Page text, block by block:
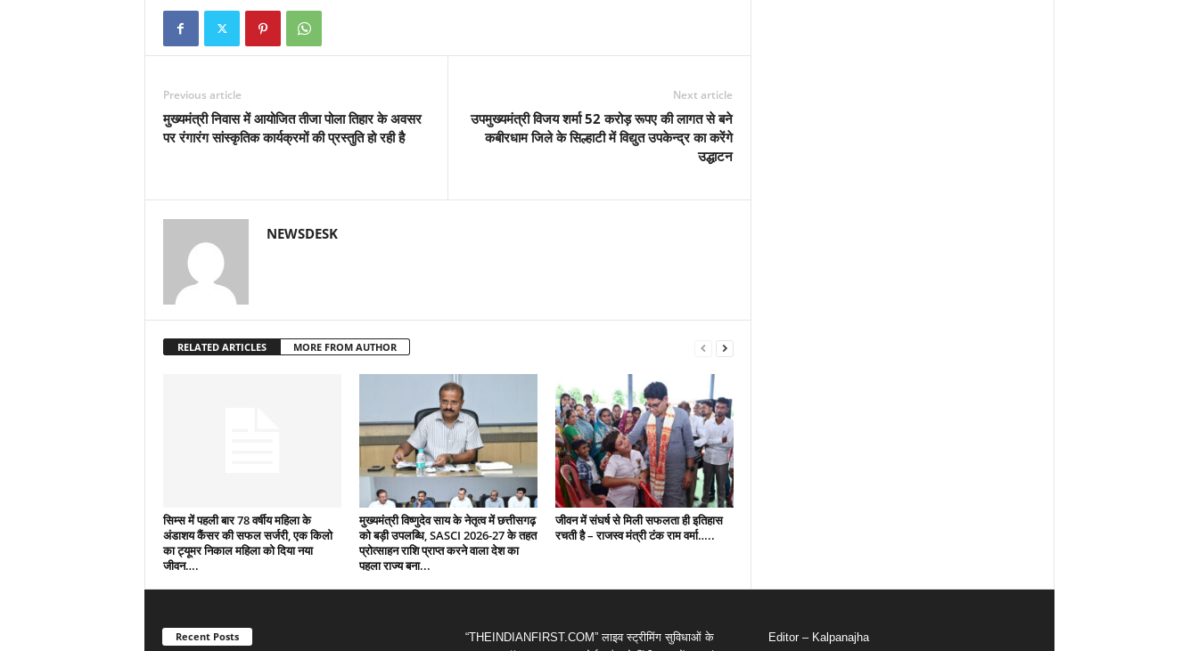
Previous article
मुख्यमंत्री निवास में आयोजित तीजा पोला तिहार के अवसर
पर रंगारंग सांस्कृतिक कार्यक्रमों की प्रस्तुति हो रही है
Next article
उपमुख्यमंत्री विजय शर्मा 52 करोड़ रूपए की लागत से बने
कबीरधाम जिले के सिल्हाटी में विद्युत उपकेन्द्र का करेंगे
उद्धाटन
NEWSDESK
RELATED ARTICLES MORE FROM AUTHOR
सिम्स में पहली बार 78 वर्षीय महिला के
अंडाशय कैंसर की सफल सर्जरी, एक किलो
का ट्यूमर निकाल महिला को दिया नया
जीवन….
मुख्यमंत्री विष्णुदेव साय के नेतृत्व में छत्तीसगढ़
को बड़ी उपलब्धि, SASCI 2026-27 के तहत
प्रोत्साहन राशि प्राप्त करने वाला देश का
पहला राज्य बना...
जीवन में संघर्ष से मिली सफलता ही इतिहास
रचती है – राजस्व मंत्री टंक राम वर्मा…..
Recent Posts
“THEINDIANFIRST.COM” लाइव स्ट्रीमिंग सुविधाओं के
Editor – Kalpanajha